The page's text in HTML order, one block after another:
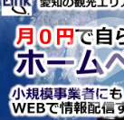
テク
映像